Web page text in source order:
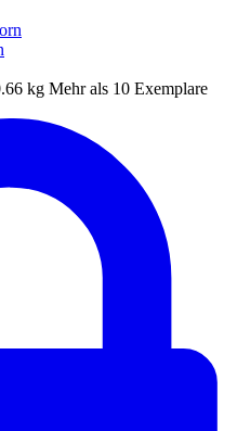
kg Mehr als 10 Exemplare